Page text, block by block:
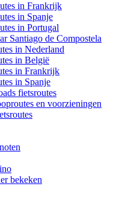
in Frankrijk
in Spanje
in Portugal
Santiago de Compostela
in Nederland
in België
in Frankrijk
in Spanje
fietsroutes
en voorzieningen
bekeken